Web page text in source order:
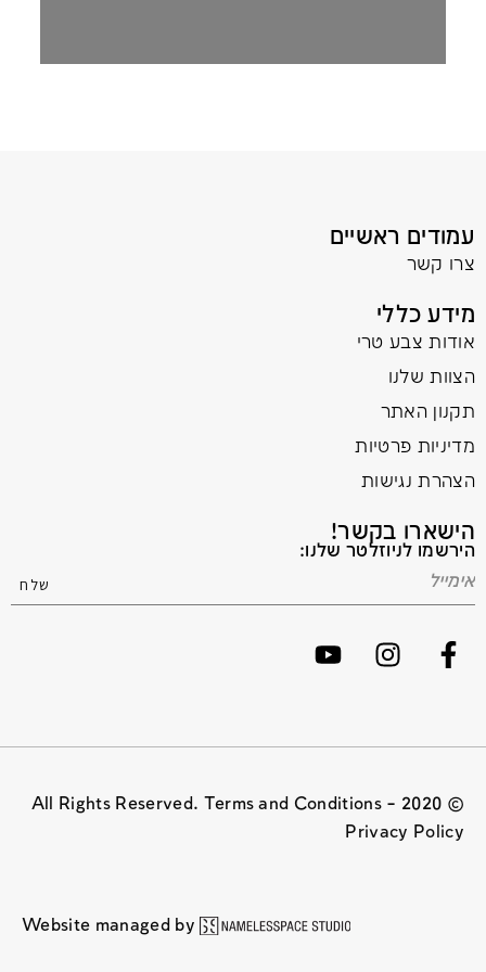
עמודים ראשיים
צרו קשר
מידע כללי
אודות צבע טרי
הצוות שלנו
תקנון האתר
מדיניות פרטיות
הצהרת נגישות
הישארו בקשר!
הירשמו לניוזלטר שלנו:
© 2020 All Rights Reserved. Terms and Conditions –
Privacy Policy
Website managed by